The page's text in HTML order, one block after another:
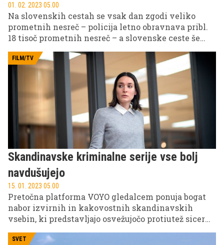
01. 02. 2023 05.00
Na slovenskih cestah se vsak dan zgodi veliko
prometnih nesreč – policija letno obravnava pribl.
18 tisoč prometnih nesreč – a slovenske ceste še
državah.
FILM/TV
Skandinavske kriminalne serije vse bolj
navdušujejo
15. 01. 2023 05.00
Pretočna platforma VOYO gledalcem ponuja bogat
nabor izvirnih in kakovostnih skandinavskih
vsebin, ki predstavljajo osvežujočo protiutež sicer
uspešnih kriminalnih serij dobiva novo pridobitev
SVET